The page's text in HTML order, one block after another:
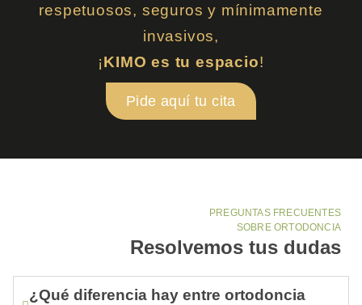
respetuosos, seguros y mínimamente
invasivos,
¡KIMO es tu espacio!
Pide aquí tu cita
PREGUNTAS FRECUENTES
SOBRE ORTODONCIA
Resolvemos tus dudas
¿Qué diferencia hay entre ortodoncia